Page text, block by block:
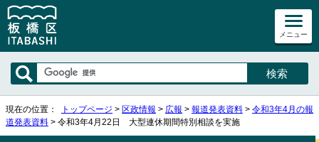
メニュー
現在の位置： トップページ > 区政情報 > 広報 > 報道発表資料 > 令和3年4月の報
道発表資料 > 令和3年4月22日 大型連休期間特別相談を実施